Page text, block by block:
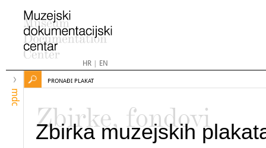
HR| EN
mdc
PRONAĐI PLAKAT
Zbirke, fondovi
Zbirka muzejskih